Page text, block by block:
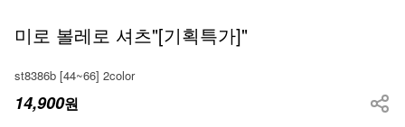
미로 볼레로 셔츠"[기획특가]"
st8386b [44~66] 2color
14,900원